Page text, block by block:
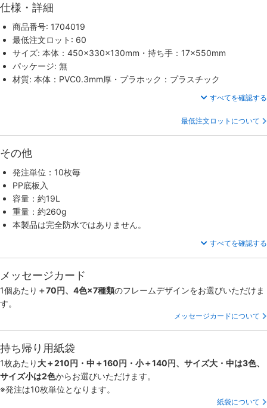
仕様・詳細
商品番号: 1704019
最低注文ロット: 60
サイズ: 本体：450×330×130mm・持ち手：17×550mm
パッケージ: 無
材質: 本体：PVC0.3mm厚・プラホック：プラスチック
すべてを確認する
最低注文ロットについて
その他
発注単位：10枚毎
PP底板入
容量：約19L
重量：約260g
本製品は完全防水ではありません。
すべてを確認する
メッセージカード
1個あたり ＋70円、4色×7種類のフレームデザインをお選びいただけま
す。
メッセージカードについて
持ち帰り用紙袋
1枚あたり 大＋210円・中＋160円・小＋140円、サイズ大・中は3色、
サイズ小は2色からお選びいただけます。
※発注は10枚単位となります。
紙袋について